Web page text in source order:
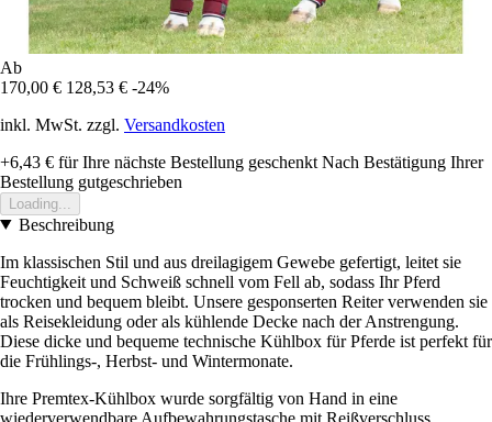
Ab
170,00 € 128,53 € -24%
inkl. MwSt. zzgl. Versandkosten
+6,43 € für Ihre nächste Bestellung geschenkt Nach Bestätigung Ihrer
Bestellung gutgeschrieben
Loading...
Beschreibung
Im klassischen Stil und aus dreilagigem Gewebe gefertigt, leitet sie
Feuchtigkeit und Schweiß schnell vom Fell ab, sodass Ihr Pferd
trocken und bequem bleibt. Unsere gesponserten Reiter verwenden sie
als Reisekleidung oder als kühlende Decke nach der Anstrengung.
Diese dicke und bequeme technische Kühlbox für Pferde ist perfekt für
die Frühlings-, Herbst- und Wintermonate.
Ihre Premtex-Kühlbox wurde sorgfältig von Hand in eine
wiederverwendbare Aufbewahrungstasche mit Reißverschluss